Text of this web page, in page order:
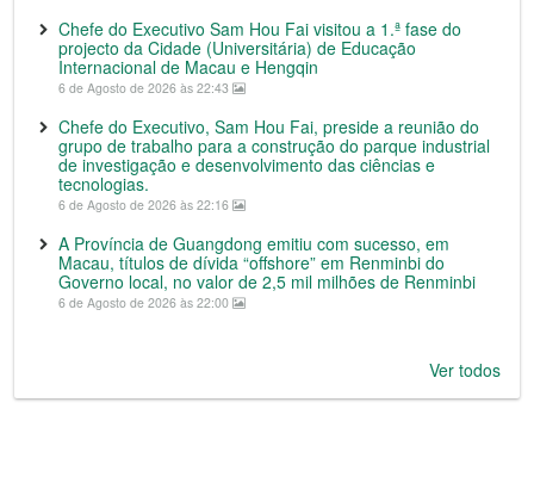
Chefe do Executivo Sam Hou Fai visitou a 1.ª fase do
projecto da Cidade (Universitária) de Educação
Internacional de Macau e Hengqin
6 de Agosto de 2026 às 22:43
Chefe do Executivo, Sam Hou Fai, preside a reunião do
grupo de trabalho para a construção do parque industrial
de investigação e desenvolvimento das ciências e
tecnologias.
6 de Agosto de 2026 às 22:16
A Província de Guangdong emitiu com sucesso, em
Macau, títulos de dívida “offshore” em Renminbi do
Governo local, no valor de 2,5 mil milhões de Renminbi
6 de Agosto de 2026 às 22:00
Ver todos